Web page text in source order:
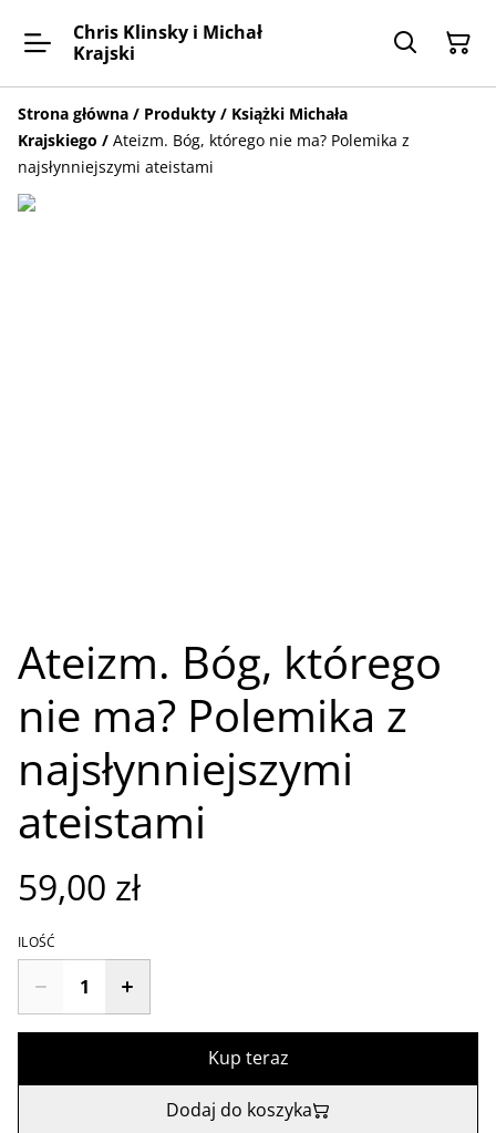
Chris Klinsky i Michał
Krajski
Strona główna / Produkty / Książki Michała
Krajskiego / Ateizm. Bóg, którego nie ma? Polemika z
najsłynniejszymi ateistami
Ateizm. Bóg, którego
nie ma? Polemika z
najsłynniejszymi
ateistami
59,00 zł
ILOŚĆ
Kup teraz
Dodaj do koszyka